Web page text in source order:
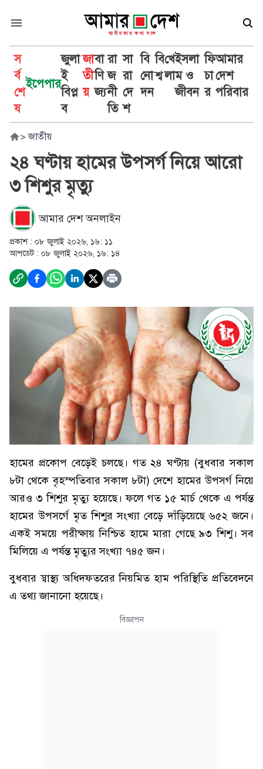
স
র্ব
শে
ষ
ইপেপার
জুলা
ই
বিপ্ল
ব
জা
তী
য়
বা
ণি
জ্য
রা
জ
নী
তি
সা
রা
দে
শ
বি
নো
দন
বি
শ্ব
খে
লা
ইসলা
ম ও
জীবন
ফি
চা
র
আমার
দেশ
পরিবার
> জাতীয়
২৪ ঘণ্টায় হামের উপসর্গ নিয়ে আরো
৩ শিশুর মৃত্যু
আমার দেশ অনলাইন
প্রকাশ : ০৮ জুলাই ২০২৬, ১৬: ১১
আপডেট : ০৮ জুলাই ২০২৬, ১৬: ১৪
হামের প্রকোপ বেড়েই চলছে। গত ২৪ ঘণ্টায় (বুধবার সকাল
৮টা থেকে বৃহস্পতিবার সকাল ৮টা) দেশে হামের উপসর্গ নিয়ে
আরও ৩ শিশুর মৃত্যু হয়েছে। ফলে গত ১৫ মার্চ থেকে এ পর্যন্ত
হামের উপসর্গে মৃত শিশুর সংখ্যা বেড়ে দাঁড়িয়েছে ৬৫২ জনে।
একই সময়ে পরীক্ষায় নিশ্চিত হামে মারা গেছে ৯৩ শিশু। সব
মিলিয়ে এ পর্যন্ত মৃত্যুর সংখ্যা ৭৪৫ জন।
বুধবার স্বাস্থ্য অধিদফতরের নিয়মিত হাম পরিস্থিতি প্রতিবেদনে
এ তথ্য জানানো হয়েছে।
বিজ্ঞাপন